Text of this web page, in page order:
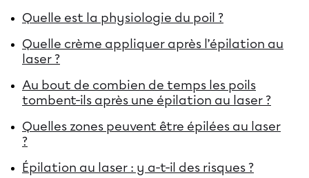
Quelle est la physiologie du poil ?
Quelle crème appliquer après l’épilation au
laser ?
Au bout de combien de temps les poils
tombent-ils après une épilation au laser ?
Quelles zones peuvent être épilées au laser
?
Épilation au laser : y a-t-il des risques ?